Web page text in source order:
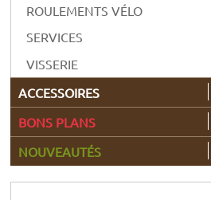
ROULEMENTS VÉLO
SERVICES
VISSERIE
ACCESSOIRES
BONS PLANS
NOUVEAUTÉS